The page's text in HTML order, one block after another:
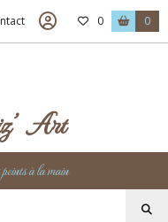
0 0
Art
à la main